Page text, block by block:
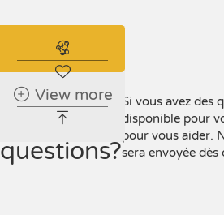
Vous avez
questions?
Si vous avez des
disponible pour
pour vous aider.
sera envoyée dès
View more